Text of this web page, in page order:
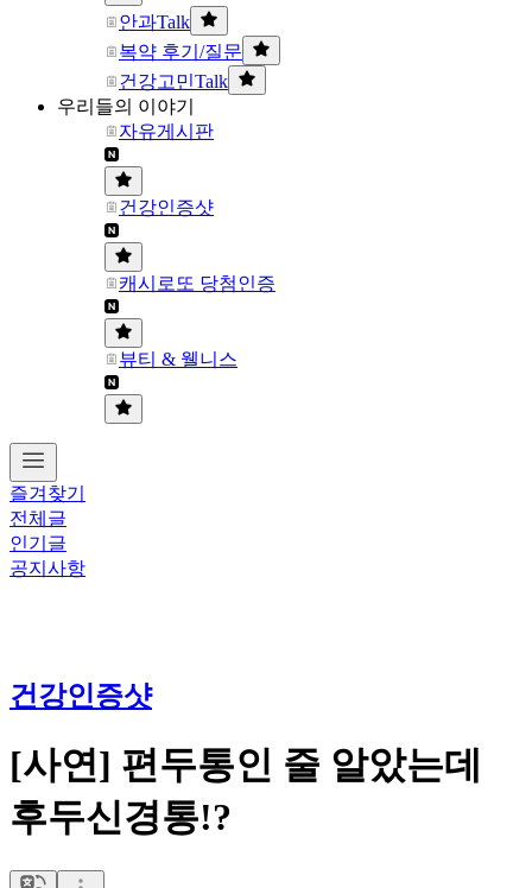
안과Talk
복약 후기/질문
건강고민Talk
우리들의 이야기
자유게시판
건강인증샷
캐시로또 당첨인증
뷰티 & 웰니스
즐겨찾기
전체글
인기글
공지사항
건강인증샷
[사연] 편두통인 줄 알았는데
후두신경통!?